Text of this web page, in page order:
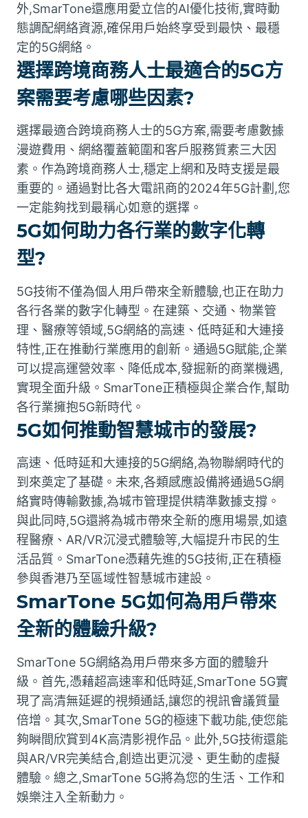
外,SmarTone還應用愛立信的AI優化技術,實時動
態調配網絡資源,確保用戶始終享受到最快、最穩
定的5G網絡。
選擇跨境商務人士最適合的5G方
案需要考慮哪些因素?
選擇最適合跨境商務人士的5G方案,需要考慮數據
漫遊費用、網絡覆蓋範圍和客戶服務質素三大因
素。作為跨境商務人士,穩定上網和及時支援是最
重要的。通過對比各大電訊商的2024年5G計劃,您
一定能夠找到最稱心如意的選擇。
5G如何助力各行業的數字化轉
型?
5G技術不僅為個人用戶帶來全新體驗,也正在助力
各行各業的數字化轉型。在建築、交通、物業管
理、醫療等領域,5G網絡的高速、低時延和大連接
特性,正在推動行業應用的創新。通過5G賦能,企業
可以提高運營效率、降低成本,發掘新的商業機遇,
實現全面升級。SmarTone正積極與企業合作,幫助
各行業擁抱5G新時代。
5G如何推動智慧城市的發展?
高速、低時延和大連接的5G網絡,為物聯網時代的
到來奠定了基礎。未來,各類感應設備將通過5G網
絡實時傳輸數據,為城市管理提供精準數據支撐。
與此同時,5G還將為城市帶來全新的應用場景,如遠
程醫療、AR/VR沉浸式體驗等,大幅提升市民的生
活品質。SmarTone憑藉先進的5G技術,正在積極
參與香港乃至區域性智慧城市建設。
SmarTone 5G如何為用戶帶來
全新的體驗升級?
SmarTone 5G網絡為用戶帶來多方面的體驗升
級。首先,憑藉超高速率和低時延,SmarTone 5G實
現了高清無延遲的視頻通話,讓您的視訊會議質量
倍增。其次,SmarTone 5G的極速下載功能,使您能
夠瞬間欣賞到4K高清影視作品。此外,5G技術還能
與AR/VR完美結合,創造出更沉浸、更生動的虛擬
體驗。總之,SmarTone 5G將為您的生活、工作和
娛樂注入全新動力。